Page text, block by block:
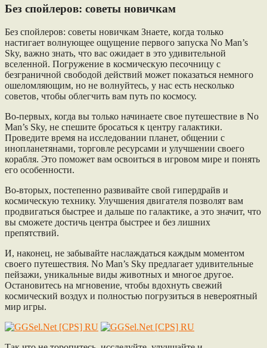
Без спойлеров: советы новичкам
Без спойлеров: советы новичкам Знаете, когда только
настигает волнующее ощущение первого запуска No Man’s
Sky, важно знать, что вас ожидает в это удивительной
вселенной. Погружение в космическую песочницу с
безграничной свободой действий может показаться немного
ошеломляющим, но не волнуйтесь, у нас есть несколько
советов, чтобы облегчить вам путь по космосу.
Во-первых, когда вы только начинаете свое путешествие в No
Man’s Sky, не спешите бросаться к центру галактики.
Проведите время на исследовании планет, общении с
инопланетянами, торговле ресурсами и улучшении своего
корабля. Это поможет вам освоиться в игровом мире и понять
его особенности.
Во-вторых, постепенно развивайте свой гипердрайв и
космическую технику. Улучшения двигателя позволят вам
продвигаться быстрее и дальше по галактике, а это значит, что
вы сможете достичь центра быстрее и без лишних
препятствий.
И, наконец, не забывайте наслаждаться каждым моментом
своего путешествия. No Man’s Sky предлагает удивительные
пейзажи, уникальные виды животных и многое другое.
Остановитесь на мгновение, чтобы вдохнуть свежий
космический воздух и полностью погрузиться в невероятный
мир игры.